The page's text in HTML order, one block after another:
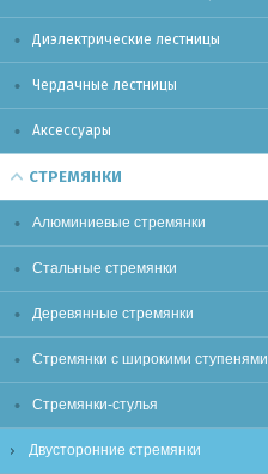
Диэлектрические лестницы
Чердачные лестницы
Аксессуары
СТРЕМЯНКИ
Алюминиевые стремянки
Стальные стремянки
Деревянные стремянки
Стремянки с широкими ступенями
Стремянки-стулья
Двусторонние стремянки